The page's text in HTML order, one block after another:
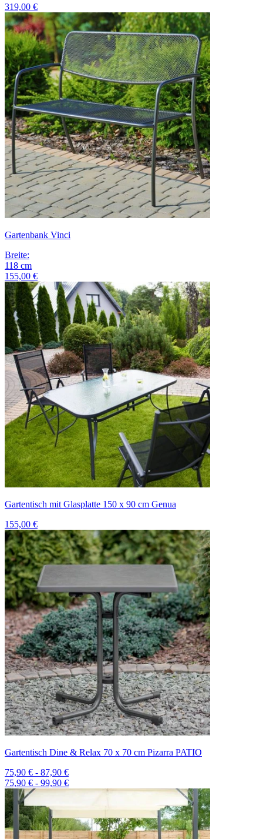
319,00 €
Gartenbank Vinci
Breite:
118 cm
155,00 €
Gartentisch mit Glasplatte 150 x 90 cm Genua
155,00 €
Gartentisch Dine & Relax 70 x 70 cm Pizarra PATIO
75,90 € - 87,90 €
75,90 € - 99,90 €